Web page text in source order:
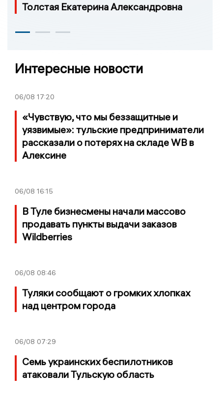
Толстая Екатерина Александровна
Интересные новости
06/08 17:20
«Чувствую, что мы беззащитные и
уязвимые»: тульские предприниматели
рассказали о потерях на складе WB в
Алексине
06/08 16:15
В Туле бизнесмены начали массово
продавать пункты выдачи заказов
Wildberries
06/08 08:46
Туляки сообщают о громких хлопках
над центром города
06/08 07:29
Семь украинских беспилотников
атаковали Тульскую область